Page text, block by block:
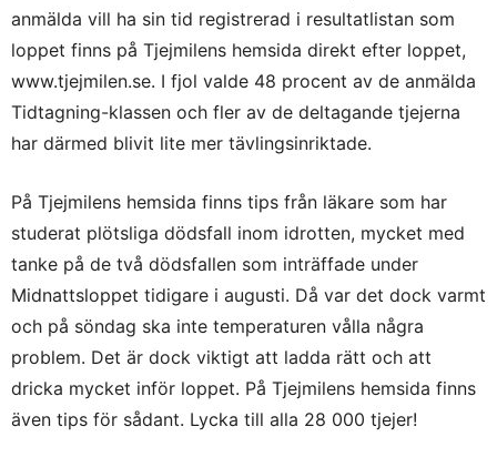
anmälda vill ha sin tid registrerad i resultatlistan som
loppet finns på Tjejmilens hemsida direkt efter loppet,
www.tjejmilen.se. I fjol valde 48 procent av de anmälda
Tidtagning-klassen och fler av de deltagande tjejerna
har därmed blivit lite mer tävlingsinriktade.
På Tjejmilens hemsida finns tips från läkare som har
studerat plötsliga dödsfall inom idrotten, mycket med
tanke på de två dödsfallen som inträffade under
Midnattsloppet tidigare i augusti. Då var det dock varmt
och på söndag ska inte temperaturen vålla några
problem. Det är dock viktigt att ladda rätt och att
dricka mycket inför loppet. På Tjejmilens hemsida finns
även tips för sådant. Lycka till alla 28 000 tjejer!